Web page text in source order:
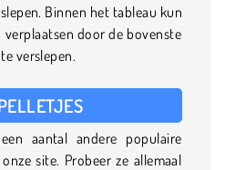
Binnen het tableau kun
verplaatsen door de bovenste
verslepen.
aantal andere populaire
site. Probeer ze allemaal